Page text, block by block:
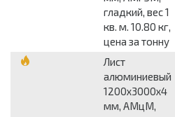
гладкий, вес 1
кв. м. 10.80 кг,
цена за тонну
Лист
алюминиевый
1200x3000x4
мм, АМцМ,